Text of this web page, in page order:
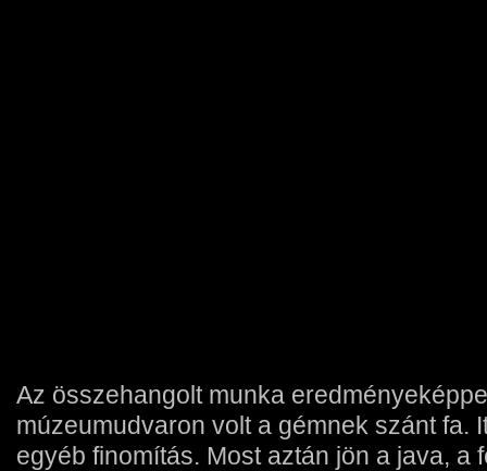
Az összehangolt munka
múzeumudvaron volt a gémnek szánt fa.
egyéb finomítás. Most aztán jön a java, a